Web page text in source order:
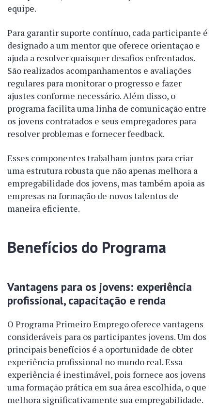
equipe.
Para garantir suporte contínuo, cada participante é
designado a um mentor que oferece orientação e
ajuda a resolver quaisquer desafios enfrentados.
São realizados acompanhamentos e avaliações
regulares para monitorar o progresso e fazer
ajustes conforme necessário. Além disso, o
programa facilita uma linha de comunicação entre
os jovens contratados e seus empregadores para
resolver problemas e fornecer feedback.
Esses componentes trabalham juntos para criar
uma estrutura robusta que não apenas melhora a
empregabilidade dos jovens, mas também apoia as
empresas na formação de novos talentos de
maneira eficiente.
Benefícios do Programa
Vantagens para os jovens: experiência
profissional, capacitação e renda
O Programa Primeiro Emprego oferece vantagens
consideráveis para os participantes jovens. Um dos
principais benefícios é a oportunidade de obter
experiência profissional no mundo real. Essa
experiência é inestimável, pois fornece aos jovens
uma formação prática em sua área escolhida, o que
melhora significativamente sua empregabilidade.